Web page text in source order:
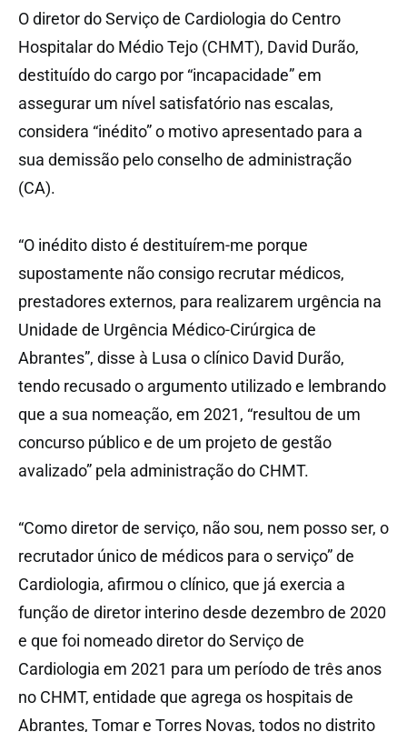
O diretor do Serviço de Cardiologia do Centro
Hospitalar do Médio Tejo (CHMT), David Durão,
destituído do cargo por “incapacidade” em
assegurar um nível satisfatório nas escalas,
considera “inédito” o motivo apresentado para a
sua demissão pelo conselho de administração
(CA).
“O inédito disto é destituírem-me porque
supostamente não consigo recrutar médicos,
prestadores externos, para realizarem urgência na
Unidade de Urgência Médico-Cirúrgica de
Abrantes”, disse à Lusa o clínico David Durão,
tendo recusado o argumento utilizado e lembrando
que a sua nomeação, em 2021, “resultou de um
concurso público e de um projeto de gestão
avalizado” pela administração do CHMT.
“Como diretor de serviço, não sou, nem posso ser, o
recrutador único de médicos para o serviço” de
Cardiologia, afirmou o clínico, que já exercia a
função de diretor interino desde dezembro de 2020
e que foi nomeado diretor do Serviço de
Cardiologia em 2021 para um período de três anos
no CHMT, entidade que agrega os hospitais de
Abrantes, Tomar e Torres Novas, todos no distrito